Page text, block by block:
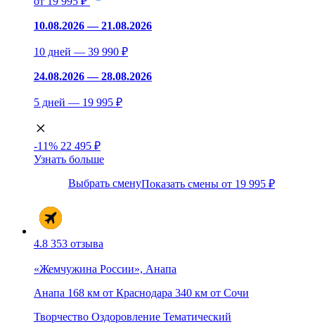
10.08.2026 — 21.08.2026
10 дней — 39 990 ₽
24.08.2026 — 28.08.2026
5 дней — 19 995 ₽
-11% 22 495 ₽
Узнать больше
Выбрать сменуПоказать смены от 19 995 ₽
4.8 353 отзыва
«Жемчужина России», Анапа
Анапа 168 км от Краснодара 340 км от Сочи
Творчество Оздоровление Тематический